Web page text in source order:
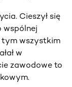
Cieszył się
wspólnej
tym wszystkim
w
zawodowe to